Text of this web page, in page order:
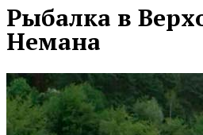
Рыбалка в
Немана